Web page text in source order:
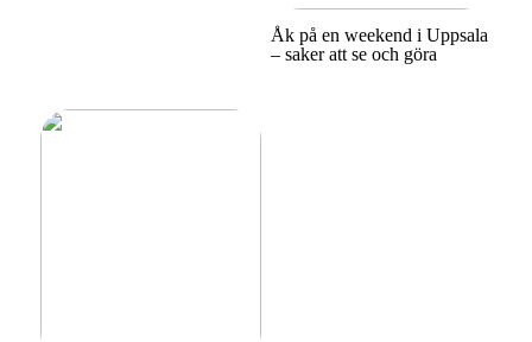
Åk på en weekend i Uppsala
– saker att se och göra